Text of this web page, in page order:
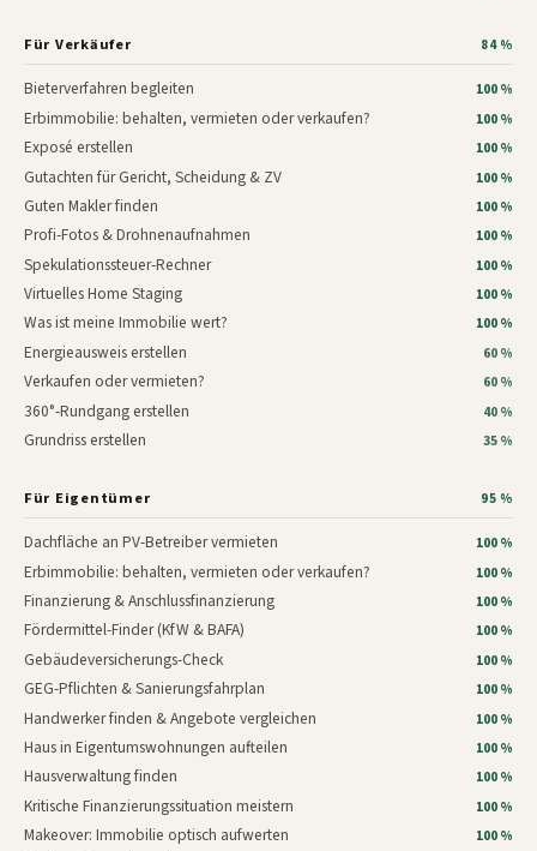
Für Verkäufer 84 %
Bieterverfahren begleiten 100 %
Erbimmobilie: behalten, vermieten oder verkaufen? 100 %
Exposé erstellen 100 %
Gutachten für Gericht, Scheidung & ZV 100 %
Guten Makler finden 100 %
Profi-Fotos & Drohnenaufnahmen 100 %
Spekulationssteuer-Rechner 100 %
Virtuelles Home Staging 100 %
Was ist meine Immobilie wert? 100 %
Energieausweis erstellen 60 %
Verkaufen oder vermieten? 60 %
360°-Rundgang erstellen 40 %
Grundriss erstellen 35 %
Für Eigentümer 95 %
Dachfläche an PV-Betreiber vermieten 100 %
Erbimmobilie: behalten, vermieten oder verkaufen? 100 %
Finanzierung & Anschlussfinanzierung 100 %
Fördermittel-Finder (KfW & BAFA) 100 %
Gebäudeversicherungs-Check 100 %
GEG-Pflichten & Sanierungsfahrplan 100 %
Handwerker finden & Angebote vergleichen 100 %
Haus in Eigentumswohnungen aufteilen 100 %
Hausverwaltung finden 100 %
Kritische Finanzierungssituation meistern 100 %
Makeover: Immobilie optisch aufwerten 100 %